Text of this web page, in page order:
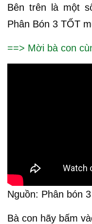
Bên trên là một
Phân Bón 3 TỐT
==> Mời bà con
Nguồn: Phân bón
Bà con hãy bấm